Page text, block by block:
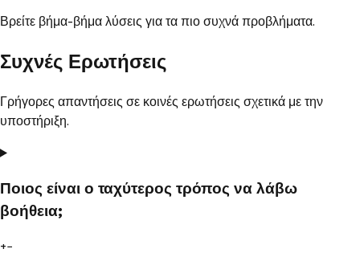
Βρείτε βήμα-βήμα λύσεις για τα πιο συχνά προβλήματα.
Συχνές Ερωτήσεις
Γρήγορες απαντήσεις σε κοινές ερωτήσεις σχετικά με την
υποστήριξη.
Ποιος είναι ο ταχύτερος τρόπος να λάβω
βοήθεια;
+−